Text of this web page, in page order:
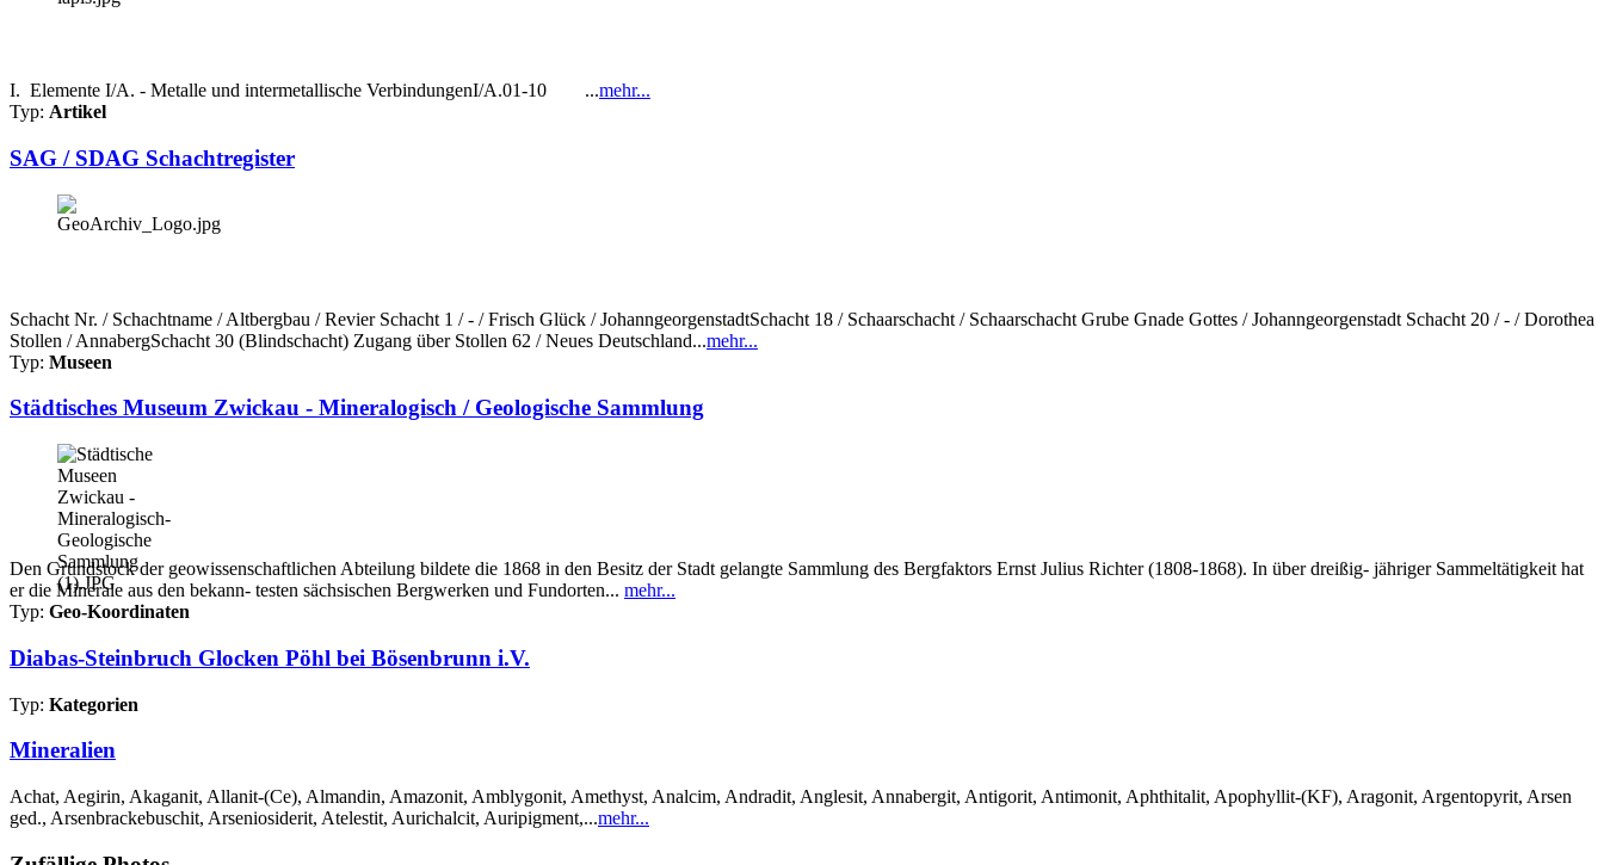
I. Elemente I/A. - Metalle und intermetallische VerbindungenI/A.01-10 ...mehr...
Typ: Artikel
SAG / SDAG Schachtregister
Schacht Nr. / Schachtname / Altbergbau / Revier Schacht 1 / - / Frisch Glück / JohanngeorgenstadtSchacht 18 / Schaarschacht / Schaarschacht Grube Gnade Gottes / Johanngeorgenstadt Schacht 20 / - / Dorothea
Stollen / AnnabergSchacht 30 (Blindschacht) Zugang über Stollen 62 / Neues Deutschland...mehr...
Typ: Museen
Städtisches Museum Zwickau - Mineralogisch / Geologische Sammlung
Den Grundstock der geowissenschaftlichen Abteilung bildete die 1868 in den Besitz der Stadt gelangte Sammlung des Bergfaktors Ernst Julius Richter (1808-1868). In über dreißig- jähriger Sammeltätigkeit hat
er die Minerale aus den bekann- testen sächsischen Bergwerken und Fundorten... mehr...
Typ: Geo-Koordinaten
Diabas-Steinbruch Glocken Pöhl bei Bösenbrunn i.V.
Typ: Kategorien
Mineralien
Achat, Aegirin, Akaganit, Allanit-(Ce), Almandin, Amazonit, Amblygonit, Amethyst, Analcim, Andradit, Anglesit, Annabergit, Antigorit, Antimonit, Aphthitalit, Apophyllit-(KF), Aragonit, Argentopyrit, Arsen
ged., Arsenbrackebuschit, Arseniosiderit, Atelestit, Aurichalcit, Auripigment,...mehr...